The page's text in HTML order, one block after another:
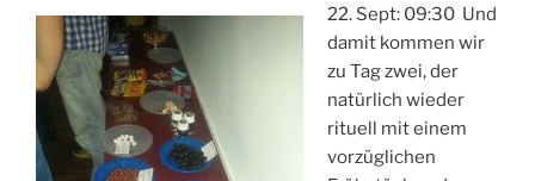
22. Sept: 09:30 Und
damit kommen wir
zu Tag zwei, der
natürlich wieder
rituell mit einem
vorzüglichen